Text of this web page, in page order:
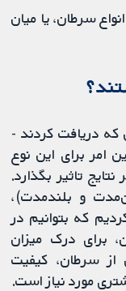
سرطان، یا میان
که دریافت ‌کردند -
امر برای این نوع
تاثیر بگذارد.
و بلندمدت)،
که بتوانیم در
برای درک میزان
از سرطان، کیفیت
مورد نیاز است.